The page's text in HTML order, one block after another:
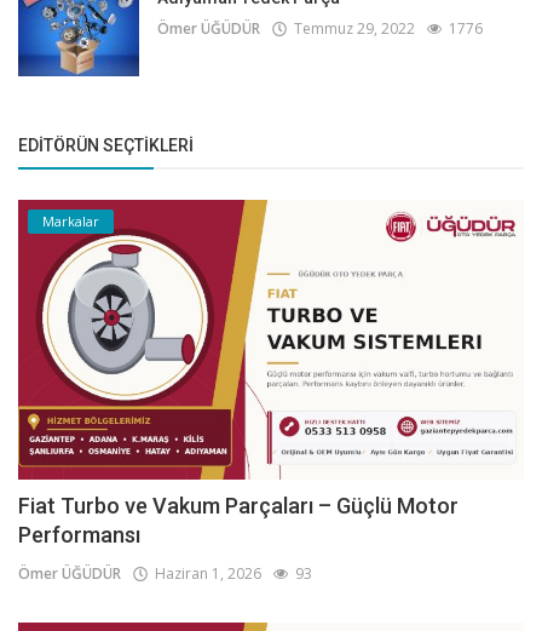
Ömer ÜĞÜDÜR Temmuz 29, 2022 1776
EDITÖRÜN SEÇTIKLERI
Markalar
Fiat Turbo ve Vakum Parçaları – Güçlü Motor
Performansı
Ömer ÜĞÜDÜR Haziran 1, 2026 93